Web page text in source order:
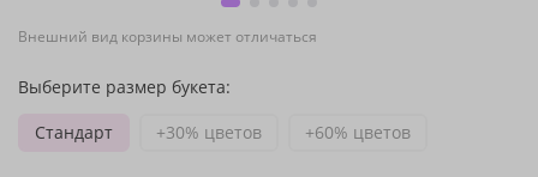
Внешний вид корзины может отличаться
Выберите размер букета:
Стандарт
+30% цветов +60% цветов